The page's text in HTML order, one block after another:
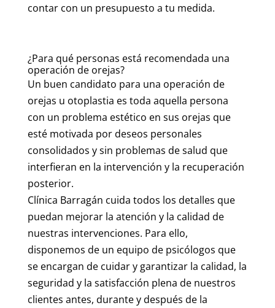
contar con un presupuesto a tu medida.
¿Para qué personas está recomendada una
operación de orejas?
Un buen candidato para una operación de
orejas u otoplastia es toda aquella persona
con un problema estético en sus orejas que
esté motivada por deseos personales
consolidados y sin problemas de salud que
interfieran en la intervención y la recuperación
posterior.
Clínica Barragán cuida todos los detalles que
puedan mejorar la atención y la calidad de
nuestras intervenciones. Para ello,
disponemos de un equipo de psicólogos que
se encargan de cuidar y garantizar la calidad, la
seguridad y la satisfacción plena de nuestros
clientes antes, durante y después de la